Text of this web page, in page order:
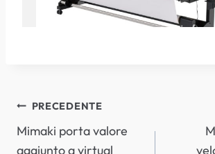
NAVIGAZIONE
ARTICOLI
PRECEDENTE
Mimaki porta valore
aggiunto a virtual